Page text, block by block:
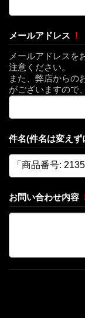
メールアドレス !
メールアドレスを
注意ください。
また、弊店からの
がございますので
件名(件名は変え
お問い合わせ内容